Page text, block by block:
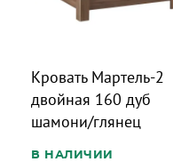
Кровать Мартель-2
двойная 160 дуб
шамони/глянец
В НАЛИЧИИ